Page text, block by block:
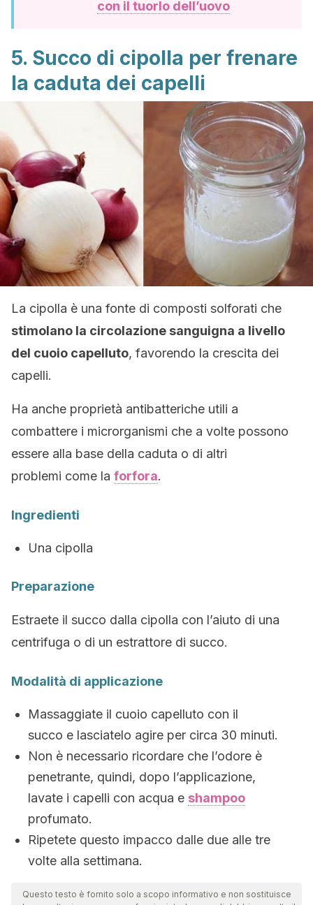
con il tuorlo dell’uovo
5. Succo di cipolla per frenare
la caduta dei capelli
La cipolla è una fonte di composti solforati che
stimolano la circolazione sanguigna a livello
del cuoio capelluto, favorendo la crescita dei
capelli.
Ha anche proprietà antibatteriche utili a
combattere i microrganismi che a volte possono
essere alla base della caduta o di altri
problemi come la forfora.
Ingredienti
Una cipolla
Preparazione
Estraete il succo dalla cipolla con l’aiuto di una
centrifuga o di un estrattore di succo.
Modalità di applicazione
Massaggiate il cuoio capelluto con il
succo e lasciatelo agire per circa 30 minuti.
Non è necessario ricordare che l’odore è
penetrante, quindi, dopo l’applicazione,
lavate i capelli con acqua e shampoo
profumato.
Ripetete questo impacco dalle due alle tre
volte alla settimana.
Questo testo è fornito solo a scopo informativo e non sostituisce